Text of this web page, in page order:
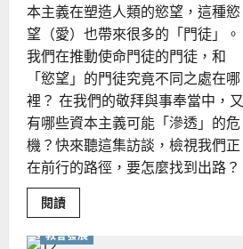
本主義在塑造人類的慾望，這種慾
望（愛）也帶來很多的「門徒」。
我們在推動使命門徒的門徒，和
「慾望」的門徒究竟不同之處在哪
裡？ 在我們的敬拜與事奉當中，又
有哪些資本主義可能「滲透」的危
機？快來聽這集訪談，檢視我們正
在前行的路徑，要怎麼找到出路？
閱讀Read
more
「經
教會發展